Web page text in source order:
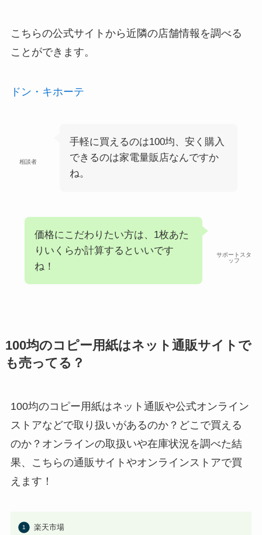
こちらの公式サイトから近隣の店舗情報を調べる
ことができます。
ドン・キホーテ
相談者
手軽に買えるのは100均、安く購入
できるのは家電量販店なんですか
ね。
サポートスタ
ッフ
価格にこだわりたい方は、1枚あた
りいくらか計算するといいです
ね！
100均のコピー用紙はネット通販サイトで
も売ってる？
100均のコピー用紙はネット通販や公式オンライン
ストアなどで取り扱いがあるのか？どこで買える
のか？オンラインの取扱いや在庫状況を調べた結
果、こちらの通販サイトやオンラインストアで買
えます！
楽天市場